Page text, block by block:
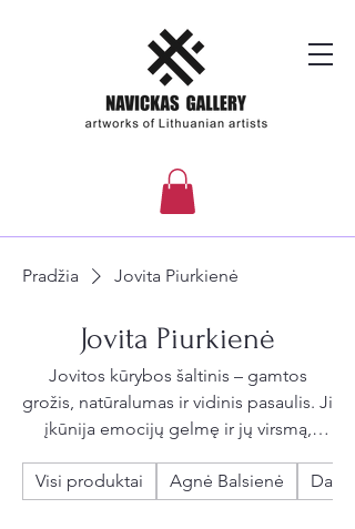
Pradžia Jovita Piurkienė
Jovita Piurkienė
Jovitos kūrybos šaltinis – gamtos
grožis, natūralumas ir vidinis pasaulis. Ji
įkūnija emocijų gelmę ir jų virsmą,
žmogaus jausmų atspindžius.
Visi produktai Agnė Balsienė